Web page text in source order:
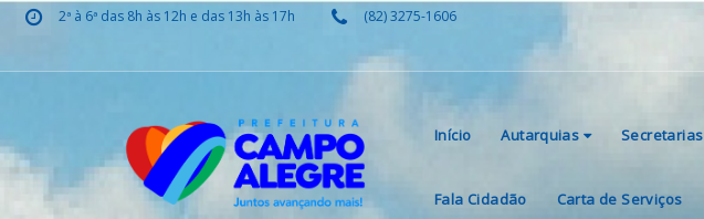
2ª à 6ª das 8h às 12h e das 13h às 17h (82) 3275-1606
Início Autarquias Secretarias
Fala Cidadão Carta de Serviços